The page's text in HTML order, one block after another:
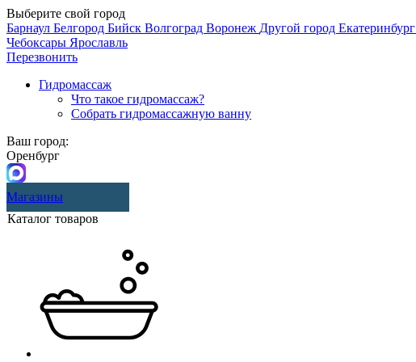
Выберите свой город
Барнаул Белгород Бийск Волгоград Воронеж Другой город Екатеринбург
Чебоксары Ярославль
Перезвонить
Гидромассаж
Что такое гидромассаж?
Собрать гидромассажную ванну
Ваш город:
Оренбург
Магазины
Каталог товаров